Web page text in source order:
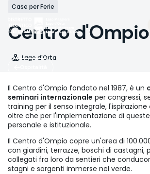
Salta
contenuto
principale
Case per Ferie
Centro d'Ompio
Lago d'Orta
Il Centro d'Ompio fondato nel 1987, è un
seminari internazionale per congressi,
training per il senso integrale,
oltre che per l'implementazione di
personale e istituzionale.
Il Centro d'Ompio copre un'area di
con giardini, terrazze, boschi di castagni,
collegati fra loro da sentieri che
stagni e sorgenti immerse nel verde.